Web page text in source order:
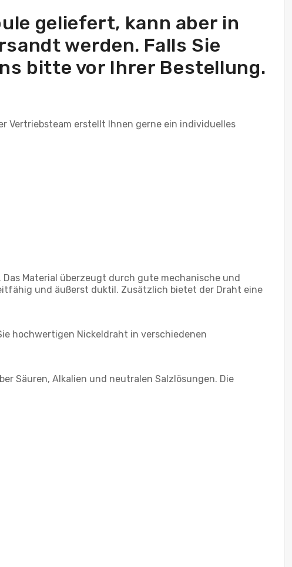
geliefert, kann aber in
werden. Falls Sie
bitte vor Ihrer Bestellung.
Vertriebsteam erstellt Ihnen gerne ein individuelles
Material überzeugt durch gute mechanische und
und äußerst duktil. Zusätzlich bietet der Draht eine
hochwertigen Nickeldraht in verschiedenen
Säuren, Alkalien und neutralen Salzlösungen. Die